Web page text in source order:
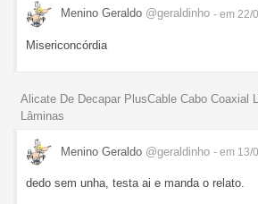
Menino Geraldo @geraldinho - em 22/
Misericoncórdia
Alicate De Decapar PlusCable Cabo Coaxial
Lâminas
Menino Geraldo @geraldinho - em 13/
dedo sem unha, testa ai e manda o relato.